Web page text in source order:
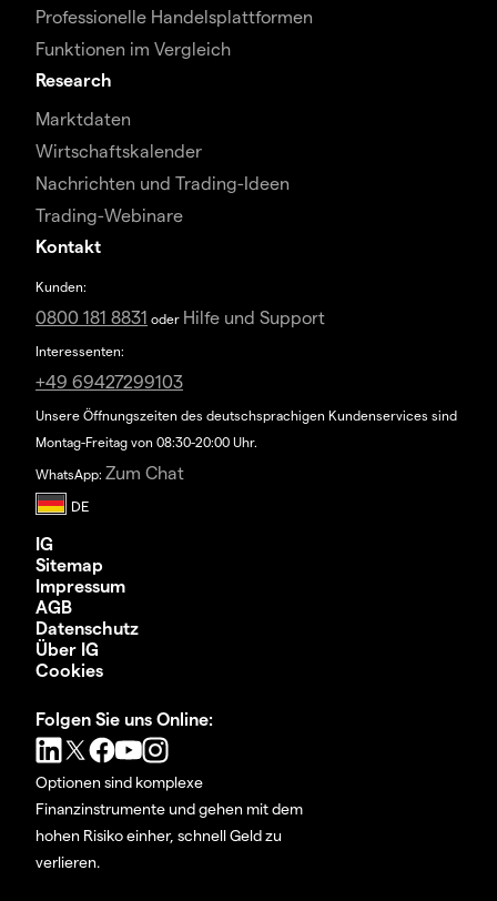
Professionelle Handelsplattformen
Funktionen im Vergleich
Research
Marktdaten
Wirtschaftskalender
Nachrichten und Trading-Ideen
Trading-Webinare
Kontakt
Kunden:
0800 181 8831 oder Hilfe und Support
Interessenten:
+49 69427299103
Unsere Öffnungszeiten des deutschsprachigen Kundenservices sind
Montag-Freitag von 08:30-20:00 Uhr.
WhatsApp: Zum Chat
IG
Sitemap
Impressum
AGB
Datenschutz
Über IG
Cookies
Folgen Sie uns Online:
Optionen sind komplexe
Finanzinstrumente und gehen mit dem
hohen Risiko einher, schnell Geld zu
verlieren.